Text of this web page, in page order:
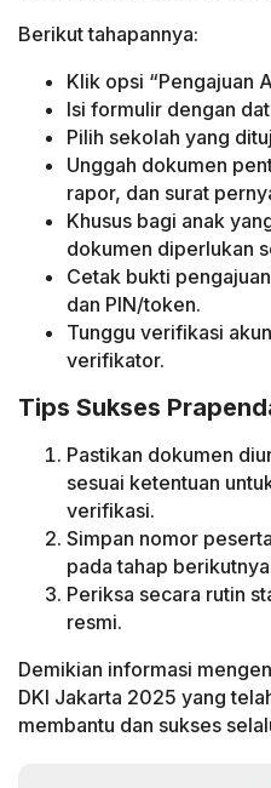
Berikut tahapannya:
Klik opsi “Pengajuan
Isi formulir dengan
Pilih sekolah yang
Unggah dokumen
rapor, dan surat
Khusus bagi anak
dokumen diperlukan
Cetak bukti
dan PIN/token.
Tunggu verifikasi
verifikator.
Tips Sukses
Pastikan dokumen
sesuai ketentuan
verifikasi.
Simpan nomor
pada tahap
Periksa secara rutin
resmi.
Demikian informasi
DKI Jakarta 2025 yang
membantu dan sukses